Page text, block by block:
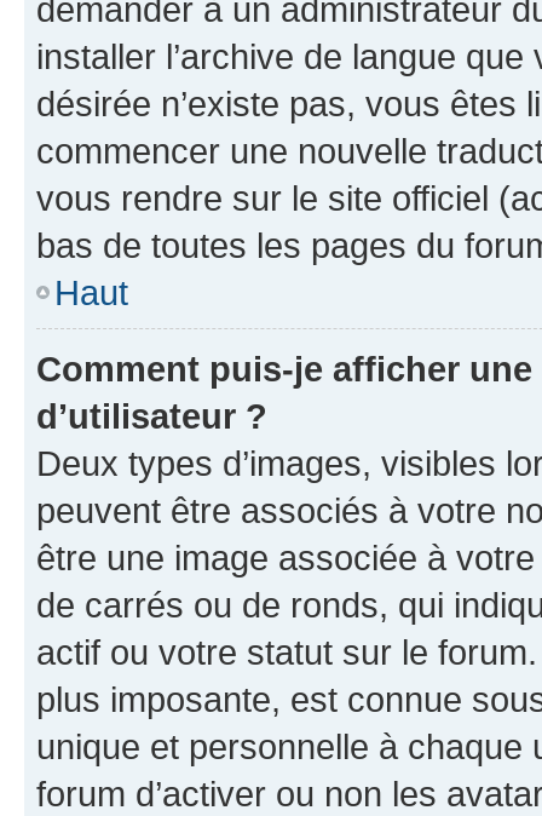
demander à un administrateur
installer l’archive de langue
désirée n’existe pas, vous êtes
commencer une nouvelle
vous rendre sur le site officiel
bas de toutes les pages du
Haut
Comment puis-je afficher
d’utilisateur ?
Deux types d’images, visibles
peuvent être associés à votre
être une image associée à
de carrés ou de ronds, qui
actif ou votre statut sur le
plus imposante, est connue
unique et personnelle à chaque
forum d’activer ou non les